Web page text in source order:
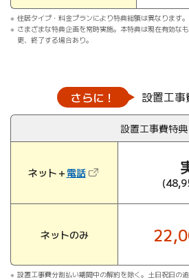
住居タイプ・料金プランにより特典総額は異なります。
さまざまな特典企画を常時実施。本特典は現在有効な
更、終了する場合あり。
さらに！ 設置工事
設置工事費特典
ネット＋電話（新しいタブで開きま
ネットのみ
設置工事費分割払い期間中の解約を除く。土日祝日の追